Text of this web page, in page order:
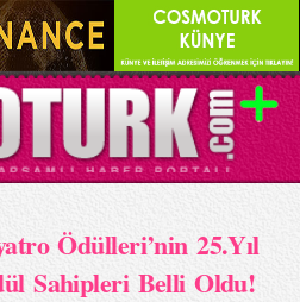
Ödülleri’nin 25.Yıl
Sahipleri Belli Oldu!